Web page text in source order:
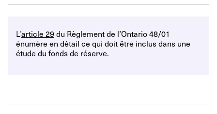
L’article 29 du Règlement de l’Ontario 48/01
énumère en détail ce qui doit être inclus dans une
étude du fonds de réserve.